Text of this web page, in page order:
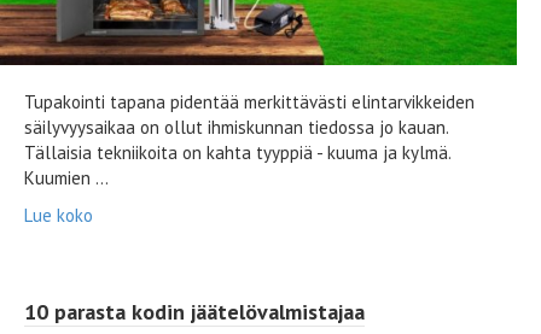
Tupakointi tapana pidentää merkittävästi elintarvikkeiden
säilyvyysaikaa on ollut ihmiskunnan tiedossa jo kauan.
Tällaisia ​​tekniikoita on kahta tyyppiä - kuuma ja kylmä.
Kuumien ...
Lue koko
10 parasta kodin jäätelövalmistajaa